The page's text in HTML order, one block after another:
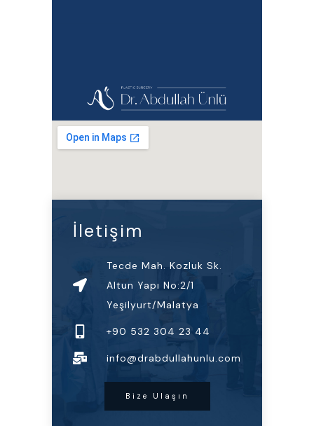
İletişim
Tecde Mah. Kozluk Sk.
Altun Yapı No:2/1
Yeşilyurt/Malatya
+90 532 304 23 44
info@drabdullahunlu.com
Bize Ulaşın